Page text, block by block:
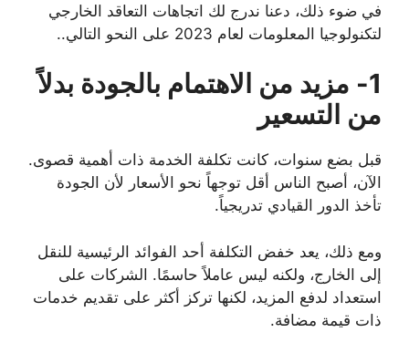
في ضوء ذلك، دعنا ندرج لك اتجاهات التعاقد الخارجي
لتكنولوجيا المعلومات لعام 2023 على النحو التالي..
1- مزيد من الاهتمام بالجودة بدلاً
من التسعير
قبل بضع سنوات، كانت تكلفة الخدمة ذات أهمية قصوى.
الآن، أصبح الناس أقل توجهاً نحو الأسعار لأن الجودة
تأخذ الدور القيادي تدريجياً.
ومع ذلك، يعد خفض التكلفة أحد الفوائد الرئيسية للنقل
إلى الخارج، ولكنه ليس عاملاً حاسمًا. الشركات على
استعداد لدفع المزيد، لكنها تركز أكثر على تقديم خدمات
ذات قيمة مضافة.